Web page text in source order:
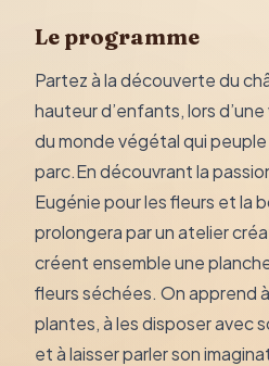
Le programme
Partez à la découverte du
hauteur d’enfants, lors
du monde végétal qui
parc.En découvrant la
Eugénie pour les fleurs et la
prolongera par un atelier
créent ensemble une
fleurs séchées. On apprend
plantes, à les disposer avec
et à laisser parler son